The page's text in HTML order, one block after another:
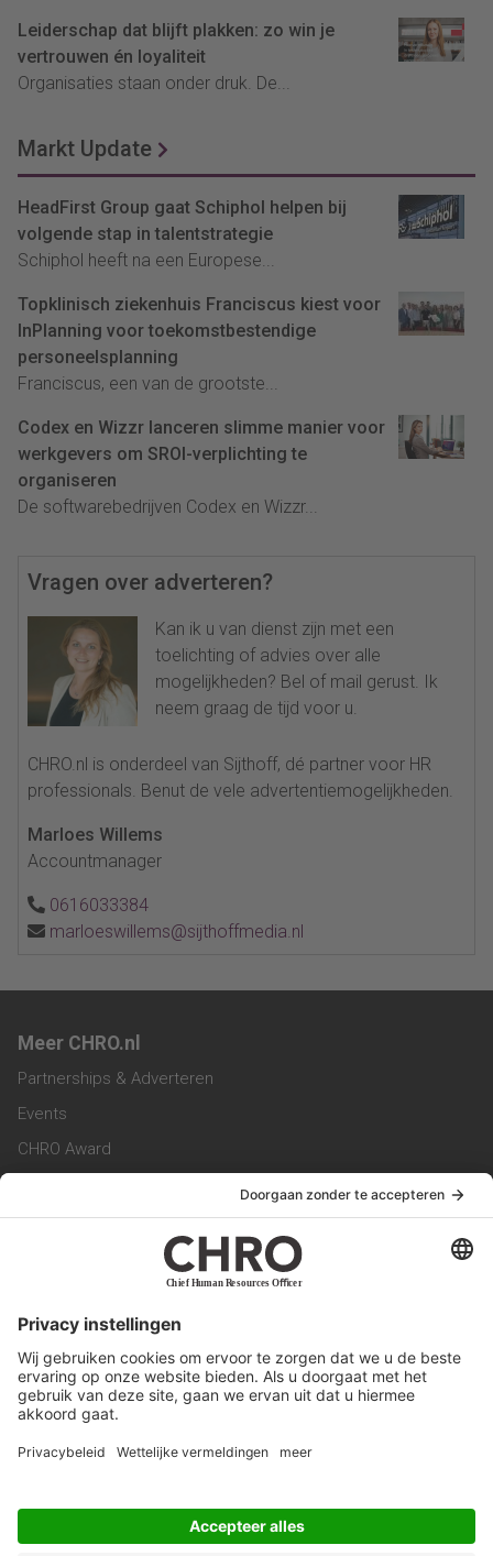
Leiderschap dat blijft plakken: zo win je
vertrouwen én loyaliteit
Organisaties staan onder druk. De...
Markt Update
HeadFirst Group gaat Schiphol helpen bij
volgende stap in talentstrategie
Schiphol heeft na een Europese...
Topklinisch ziekenhuis Franciscus kiest voor
InPlanning voor toekomstbestendige
personeelsplanning
Franciscus, een van de grootste...
Codex en Wizzr lanceren slimme manier voor
werkgevers om SROI-verplichting te
organiseren
De softwarebedrijven Codex en Wizzr...
Vragen over adverteren?
Kan ik u van dienst zijn met een
toelichting of advies over alle
mogelijkheden? Bel of mail gerust. Ik
neem graag de tijd voor u.
CHRO.nl is onderdeel van Sijthoff, dé partner voor HR
professionals. Benut de vele advertentiemogelijkheden.
Marloes Willems
Accountmanager
0616033384
marloeswillems@sijthoffmedia.nl
Meer CHRO.nl
Partnerships & Adverteren
Events
CHRO Award
CHRO Magazine
Service & Contact
Werken bij ons
Privacy Statement
Algemene Voorwaarden